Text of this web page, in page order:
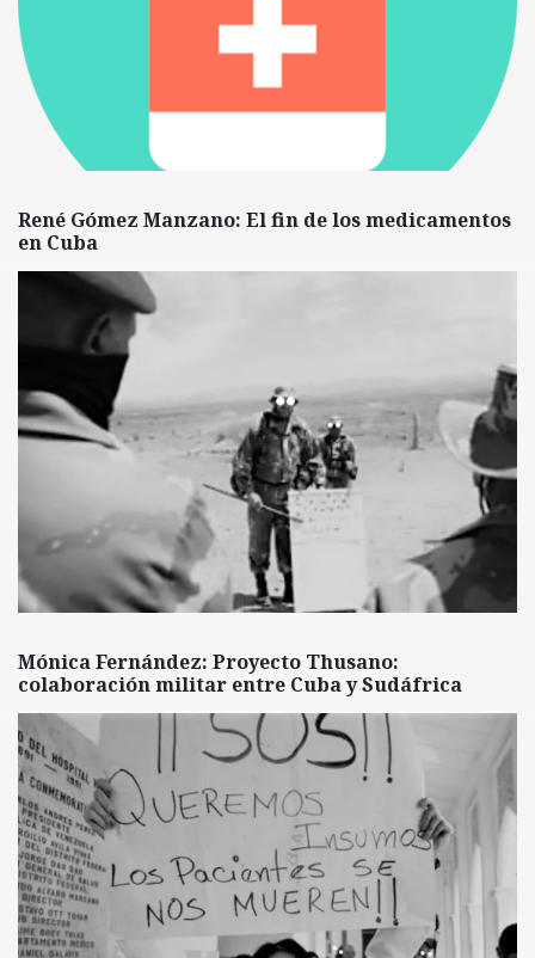
René Gómez Manzano: El fin de los medicamentos
en Cuba
Mónica Fernández: Proyecto Thusano:
colaboración militar entre Cuba y Sudáfrica